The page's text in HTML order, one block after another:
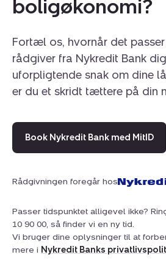
Alle feriehusene af samme type
samme lejeindtægt. Hør meget
Køberen overtager alle sælgers
forpligtelser i forbindelse med
Billund A/S.
boligøkonomi?
Fortæl os, hvornår det
rådgiver fra Nykredit Bank
uforpligtende snak om dine
er du et skridt tættere på din
Book Nykredit Bank med MitID
Rådgivningen foregår hos
Passer tidspunktet alligevel ikke?
10 90 00, så finder vi en ny tid.
Vi bruger dine oplysninger til at
mere i Nykredit Banks